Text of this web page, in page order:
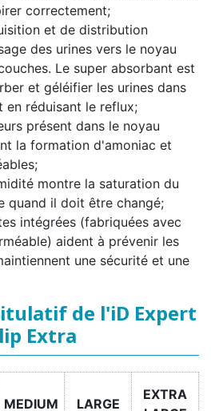
correctement;
et de distribution
des urines vers le noyau
Le super absorbant est
et géléifier les urines dans
réduisant le reflux;
présent dans le noyau
la formation d'amoniac et
montre la saturation du
quand il doit être changé;
intégrées (fabriquées avec
aident à prévenir les
une sécurité et une
de l'iD Expert
Extra
MEDIUM LARGE
EXTRA